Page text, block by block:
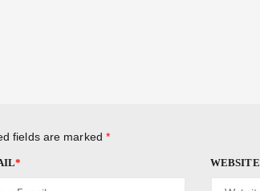
fields are marked *
* WEBSITE